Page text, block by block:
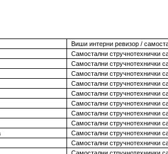
Виши интерни ревизор /
Самостални стручнотехнички
Самостални стручнотехнички
Самостални стручнотехнички
Самостални стручнотехнички
Самостални стручнотехнички
Самостални стручнотехнички
Самостални стручнотехнички
Самостални стручнотехнички
Самостални стручнотехнички
Самостални стручнотехнички